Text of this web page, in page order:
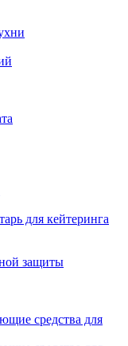
для кейтеринга
защиты
средства для